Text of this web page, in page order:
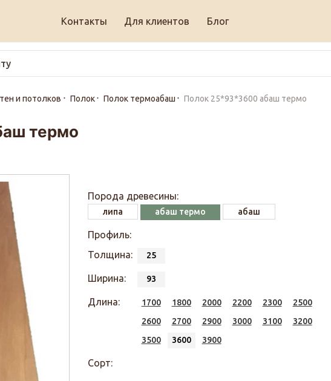
Контакты Для клиентов Блог
и потолков Полок Полок термоабаш Полок 25*93*3600 абаш термо
термо
Порода древесины:
липа абаш термо абаш
Профиль:
Толщина:
25
Ширина: 93
Длина: 1700 1800 2000 2200 2300
2500
2600
2700 2900 3000 3100
3200
3500
3600 3900
Сорт: